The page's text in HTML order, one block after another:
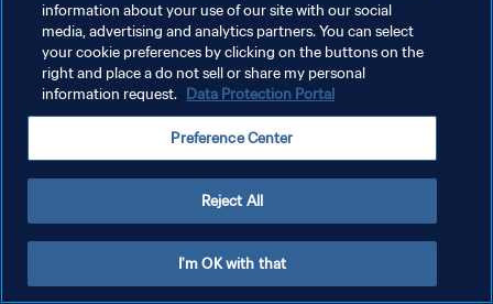
سياسة الخصوصية
إدارة تفضيلات ملفات تعريف الارتباط
information about your use of our site with our social
media, advertising and analytics partners. You can select
your cookie preferences by clicking on the buttons on the
right and place a do not sell or share my personal
information request. Data Protection Portal
Preference Center
Reject All
I'm OK with that